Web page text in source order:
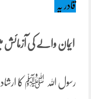
قادر یہ
ایمان والے کی
رسول اللہ ﷺ کا